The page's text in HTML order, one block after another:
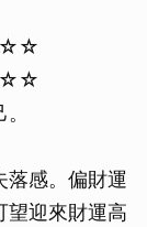
落感。偏財運
望迎來財運高